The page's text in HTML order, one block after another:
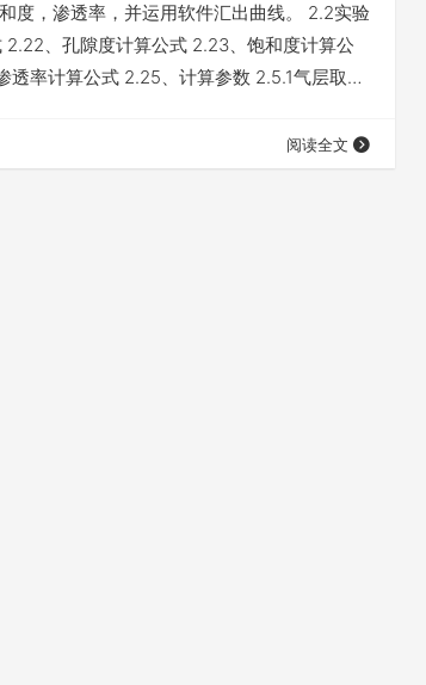
度，渗透率，并运用软件汇出曲线。 2.2实验
2.22、孔隙度计算公式 2.23、饱和度计算公
率计算公式 2.25、计算参数 2.5.1气层取
，RS=2.8，RXO=2.1，CNL=38，D…阅读全文